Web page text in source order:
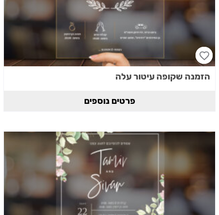
הזמנה שקופה עיטור עלה
פרטים נוספים